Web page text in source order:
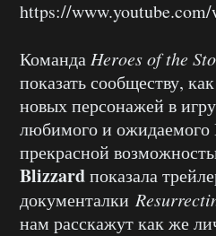
https://
Команда Heroes of the
показать сообществу,
новых персонажей в
любимого и ожидаемого
прекрасной
Blizzardпоказала
документалки
нам расскажут как же